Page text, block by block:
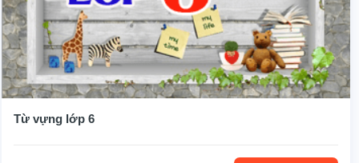
Từ vựng lớp 6